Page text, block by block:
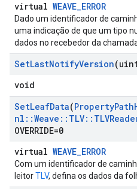
virtual WEAVE_ERROR
Dado um identificador de
uma indicação de que um tipo
dados no recebedor da
SetLastNotifyVersion
void
SetLeafData(PropertyPath
nl ::Weave :: TLV::
OVERRIDE=0
virtual WEAVE_ERROR
Com um identificador de
leitorTLV, defina os dados da